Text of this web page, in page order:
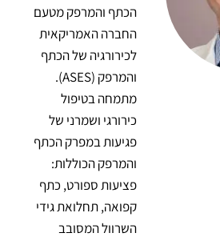
הכתף והמרפק מטעם
החברה האמריקאית
לכירורגיה של הכתף
והמרפק (ASES).
מתמחה בטיפול
כירורגי ושמרני של
פגיעות במפרק הכתף
והמרפק הכוללות:
פציעות ספורט, כתף
קפואה, תחלואת גידי
השרוול המסובב